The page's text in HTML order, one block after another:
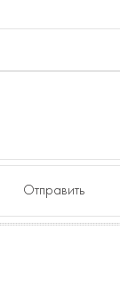
Отправить